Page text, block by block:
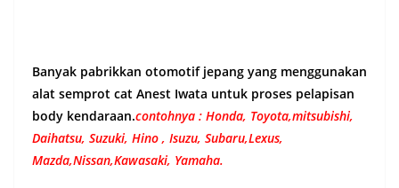
Banyak pabrikkan otomotif jepang yang menggunakan
alat semprot cat Anest Iwata untuk proses pelapisan
body kendaraan.contohnya : Honda, Toyota,mitsubishi,
Daihatsu, Suzuki, Hino , Isuzu, Subaru,Lexus,
Mazda,Nissan,Kawasaki, Yamaha.